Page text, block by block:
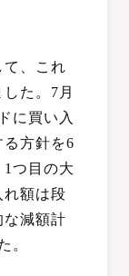
て、これ
た。7月
に買い入
方針を6
つ目の大
れ額は段
な減額計
。